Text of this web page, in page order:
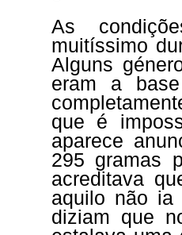
As
muitíssimo
Alguns
eram a
que é
aparece
295 gramas
acreditava
aquilo não ia
diziam que